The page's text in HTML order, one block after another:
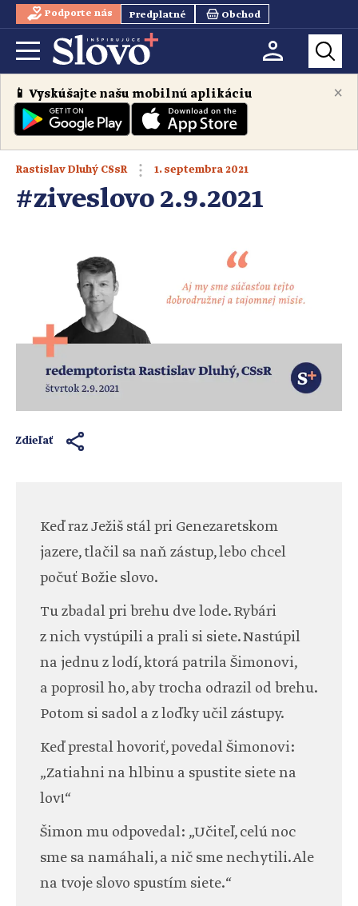
Podporte nás Predplatné Obchod
×
📱 Vyskúšajte našu mobilnú aplikáciu
Rastislav Dluhý CSsR 1. septembra 2021
#ziveslovo 2.9.2021
Zdieľať
Keď raz Ježiš stál pri Genezaretskom
jazere, tlačil sa naň zástup, lebo chcel
počuť Božie slovo.
Tu zbadal pri brehu dve lode. Rybári
z nich vystúpili a prali si siete. Nastúpil
na jednu z lodí, ktorá patrila Šimonovi,
a poprosil ho, aby trocha odrazil od brehu.
Potom si sadol a z loďky učil zástupy.
Keď prestal hovoriť, povedal Šimonovi:
„Zatiahni na hlbinu a spustite siete na
lov!“
Šimon mu odpovedal: „Učiteľ, celú noc
sme sa namáhali, a nič sme nechytili. Ale
na tvoje slovo spustím siete.“